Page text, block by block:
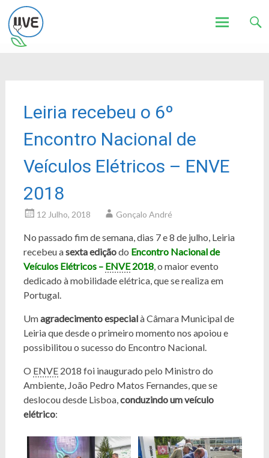
Leiria recebeu o 6º
Encontro Nacional de
Veículos Elétricos – ENVE
2018
12 Julho, 2018 Gonçalo André
No passado fim de semana, dias 7 e 8 de julho, Leiria
recebeu asexta ediçãodo Encontro Nacional de
Veículos Elétricos – ENVE2018, o maior evento
dedicado à mobilidade elétrica, que se realiza em
Portugal.
Umagradecimento especialà Câmara Municipal de
Leiria que desde o primeiro momento nos apoiou e
possibilitou o sucesso do Encontro Nacional.
O ENVE2018 foi inaugurado pelo Ministro do
Ambiente, João Pedro Matos Fernandes, que se
deslocou desde Lisboa,conduzindo um veículo
elétrico: